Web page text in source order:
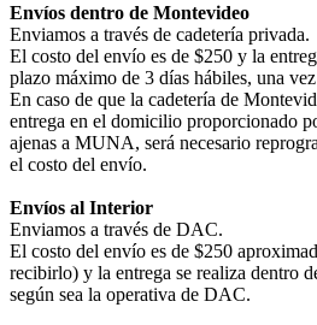
Envíos dentro de Montevideo
Enviamos a través de cadetería privada.
El costo del envío es de $250 y la
plazo máximo de 3 días hábiles, una
En caso de que la cadetería de
entrega en el domicilio proporcionado
ajenas a MUNA, será necesario
el costo del envío.
Envíos al Interior
Enviamos a través de DAC.
El costo del envío es de $250
recibirlo) y la entrega se realiza dentro
según sea la operativa de DAC.